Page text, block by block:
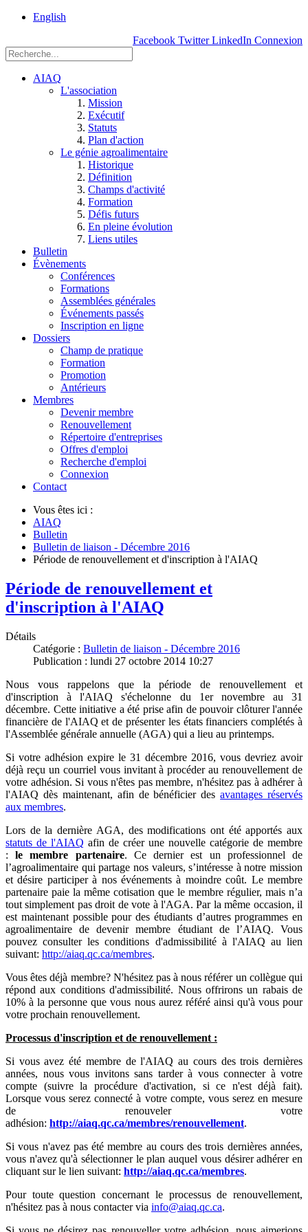
English
Facebook Twitter LinkedIn Connexion
AIAQ
L'association
Mission
Exécutif
Statuts
Plan d'action
Le génie agroalimentaire
Historique
Définition
Champs d'activité
Formation
Défis futurs
En pleine évolution
Liens utiles
Bulletin
Évènements
Conférences
Formations
Assemblées générales
Événements passés
Inscription en ligne
Dossiers
Champ de pratique
Formation
Promotion
Antérieurs
Membres
Devenir membre
Renouvellement
Répertoire d'entreprises
Offres d'emploi
Recherche d'emploi
Connexion
Contact
Vous êtes ici :
AIAQ
Bulletin
Bulletin de liaison - Décembre 2016
Période de renouvellement et d'inscription à l'AIAQ
Période de renouvellement et
d'inscription à l'AIAQ
Détails
Catégorie : Bulletin de liaison - Décembre 2016
Publication : lundi 27 octobre 2014 10:27
Nous vous rappelons que la période de renouvellement et
d'inscription à l'AIAQ s'échelonne du 1er novembre au 31
décembre. Cette initiative a été prise afin de pouvoir clôturer l'année
financière de l'AIAQ et de présenter les états financiers complétés à
l'Assemblée générale annuelle (AGA) qui a lieu au printemps.
Si votre adhésion expire le 31 décembre 2016, vous devriez avoir
déjà reçu un courriel vous invitant à procéder au renouvellement de
votre adhésion. Si vous n'êtes pas membre, n'hésitez pas à adhérer à
l'AIAQ dès maintenant, afin de bénéficier desavantages réservés
aux membres.
Lors de la dernière AGA, des modifications ont été apportés aux
statuts de l'AIAQ afin de créer une nouvelle catégorie de membre
:le membre partenaire. Ce dernier est un professionnel de
l’agroalimentaire qui partage nos valeurs, s’intéresse à notre mission
et désire participer à nos événements à moindre coût. Le membre
partenaire paie la même cotisation que le membre régulier, mais n’a
tout simplement pas droit de vote à l'AGA. Par la même occasion, il
est maintenant possible pour des étudiants d’autres programmes en
agroalimentaire de devenir membre étudiant de l’AIAQ. Vous
pouvez consulter les conditions d'admissibilité à l'AIAQ au lien
suivant: http://aiaq.qc.ca/membres.
Vous êtes déjà membre? N'hésitez pas à nous référer un collègue qui
répond aux conditions d'admissibilité. Nous offrirons un rabais de
10% à la personne que vous nous aurez référé ainsi qu'à vous pour
votre prochain renouvellement.
Processus d'inscription et de renouvellement :
Si vous avez été membre de l'AIAQ au cours des trois dernières
années, nous vous invitons sans tarder à vous connecter à votre
compte (suivre la procédure d'activation, si ce n'est déjà fait).
Lorsque vous serez connecté à votre compte, vous serez en mesure
de renouveler votre
adhésion: http://aiaq.qc.ca/membres/renouvellement.
Si vous n'avez pas été membre au cours des trois dernières années,
vous n'avez qu'à sélectionner le plan auquel vous désirer adhérer en
cliquant sur le lien suivant: http://aiaq.qc.ca/membres.
Pour toute question concernant le processus de renouvellement,
n'hésitez pas à nous contacter via info@aiaq.qc.ca.
Einstein, Québec
G1P